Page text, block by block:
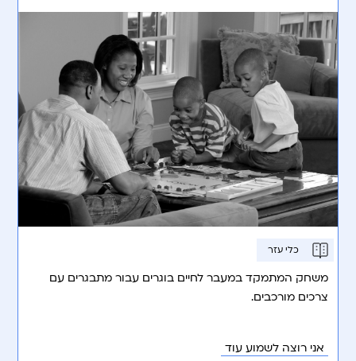
כלי עזר
משחק המתמקד במעבר לחיים בוגרים עבור מתבגרים עם
צרכים מורכבים.
אני רוצה לשמוע עוד